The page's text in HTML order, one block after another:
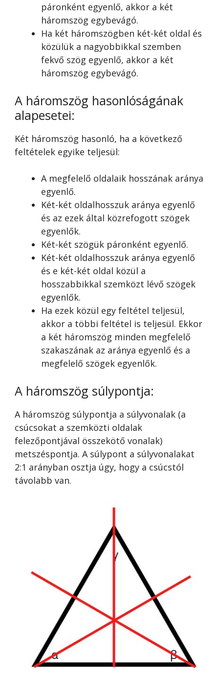
páronként egyenlő, akkor a két
háromszög egybevágó.
Ha két háromszögben két-két oldal és
közülük a nagyobbikkal szemben
fekvő szög egyenlő, akkor a két
háromszög egybevágó.
A háromszög hasonlóságának
alapesetei:
Két háromszög hasonló, ha a következő
feltételek egyike teljesül:
A megfelelő oldalaik hosszának aránya
egyenlő.
Két-két oldalhosszuk aránya egyenlő
és az ezek által közrefogott szögek
egyenlők.
Két-két szögük páronként egyenlő.
Két-két oldalhosszuk aránya egyenlő
és e két-két oldal közül a
hosszabbikkal szemközt lévő szögek
egyenlők.
Ha ezek közül egy feltétel teljesül,
akkor a többi feltétel is teljesül. Ekkor
a két háromszög minden megfelelő
szakaszának az aránya egyenlő és a
megfelelő szögek egyenlők.
A háromszög súlypontja:
A háromszög súlypontja a súlyvonalak (a
csúcsokat a szemközti oldalak
felezőpontjával összekötő vonalak)
metszéspontja. A súlypont a súlyvonalakat
2:1 arányban osztja úgy, hogy a csúcstól
távolabb van.